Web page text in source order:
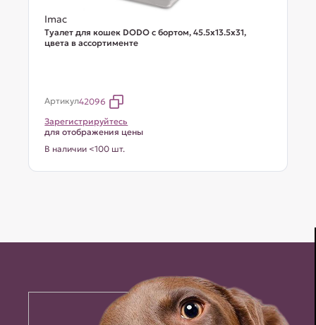
Imac
Туалет для кошек DODO с бортом, 45.5х13.5х31,
цвета в ассортименте
Артикул42096
Зарегистрируйтесь
для отображения цены
В наличии <100 шт.